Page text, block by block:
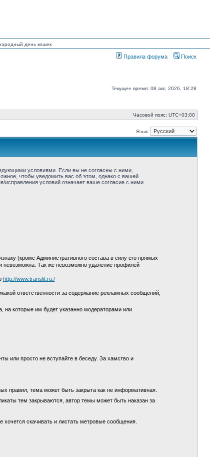
день кошек
Правила форума Поиск
Текущее время: 08 авг, 2026, 18:28
Часовой пояс: UTC+03:00
Язык:
условиями. Если вы не согласны с ними,
чтобы уведомить вас об этом, однако с вашей
условий означает ваше согласие с ними.
(кроме Административного состава в силу его прямых
невозможна. Так же невозможно удаление профилей
http://www.translit.ru./
ответственности за содержание рекламных сообщений,
которые им будет указанно модераторами или
или просто не вступайте в беседу. За хамство и
правил, тема может быть закрыта как не информативная.
тем закрываются, автор темы может быть наказан за
скачивать и листать метровые сообщения.